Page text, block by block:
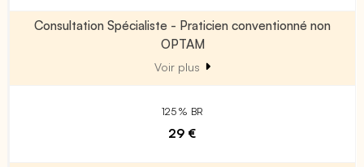
Consultation Spécialiste - Praticien conventionné non
OPTAM
Voir plus
125 % BR
29 €